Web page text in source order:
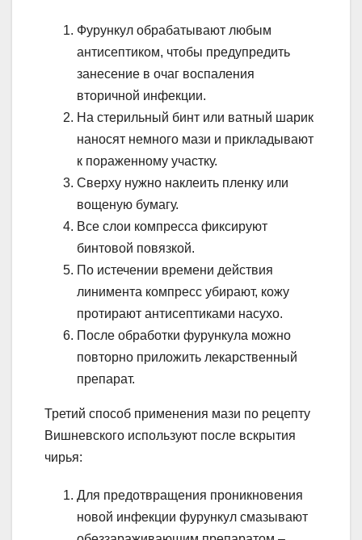
Фурункул обрабатывают любым
антисептиком, чтобы предупредить
занесение в очаг воспаления
вторичной инфекции.
На стерильный бинт или ватный шарик
наносят немного мази и прикладывают
к пораженному участку.
Сверху нужно наклеить пленку или
вощеную бумагу.
Все слои компресса фиксируют
бинтовой повязкой.
По истечении времени действия
линимента компресс убирают, кожу
протирают антисептиками насухо.
После обработки фурункула можно
повторно приложить лекарственный
препарат.
Третий способ применения мази по рецепту
Вишневского используют после вскрытия
чирья:
Для предотвращения проникновения
новой инфекции фурункул смазывают